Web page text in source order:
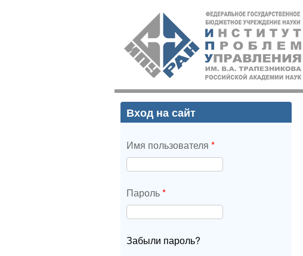
ИПУ
РАН
Вход на сайт
Имя пользователя *
Пароль*
Забыли пароль?